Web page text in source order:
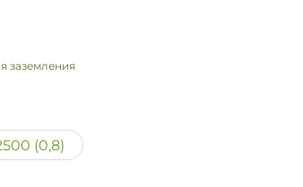
заземления
(0,8)